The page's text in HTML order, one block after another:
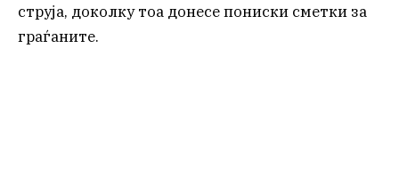
струја, доколку тоа донесе пониски сметки за
граѓаните.